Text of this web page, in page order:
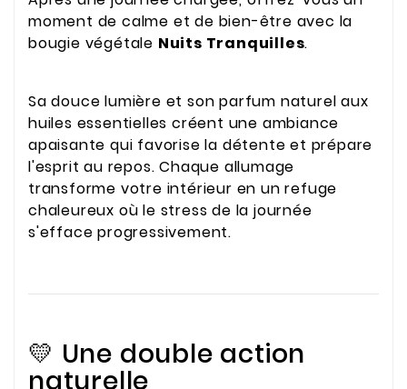
moment de calme et de bien-être avec la
bougie végétale Nuits Tranquilles.
Sa douce lumière et son parfum naturel aux
huiles essentielles créent une ambiance
apaisante qui favorise la détente et prépare
l'esprit au repos. Chaque allumage
transforme votre intérieur en un refuge
chaleureux où le stress de la journée
s'efface progressivement.
💛 Une double action
naturelle